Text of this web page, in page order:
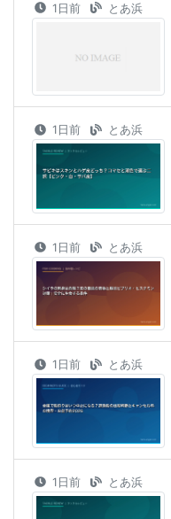
1日前 とあ浜
1日前 とあ浜
1日前 とあ浜
1日前 とあ浜
1日前 とあ浜